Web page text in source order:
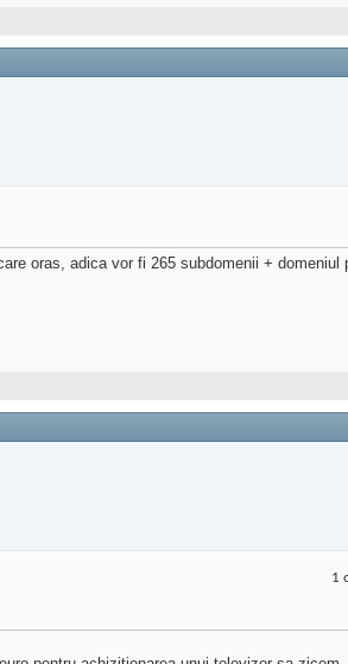
oras, adica vor fi 265 subdomenii + domeniul
1